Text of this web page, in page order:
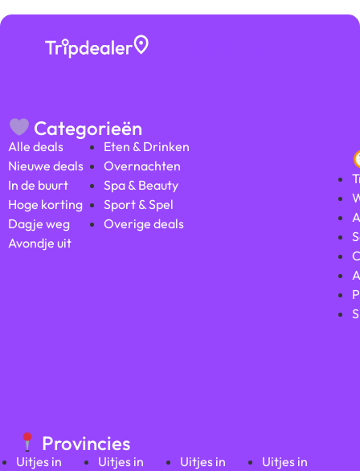
Categorieën
Alle deals
Nieuwe deals
In de buurt
Hoge korting
Dagje weg
Avondje uit
Eten & Drinken
Overnachten
Spa & Beauty
Sport & Spel
Overige deals
Provincies
Uitjes in
Uitjes in
Uitjes in
Uitjes in